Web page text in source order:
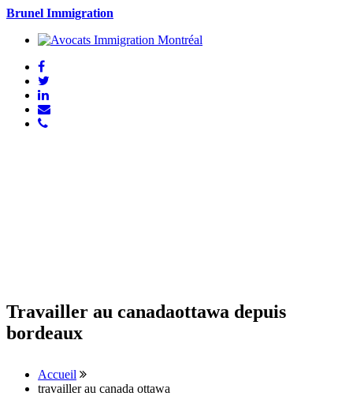
Brunel Immigration
Travailler au canadaottawa depuis
bordeaux
Accueil
travailler au canada ottawa